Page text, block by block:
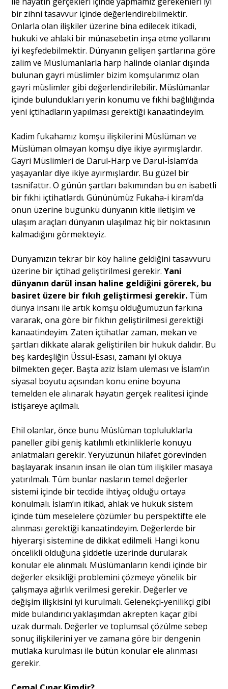
bir zihni tasavvur içinde değerlendirebilmektir.
Onlarla olan ilişkiler üzerine bina edilecek itikadi,
hukuki ve ahlaki bir münasebetin inşa etme yollarını
iyi keşfedebilmektir. Dünyanın gelişen şartlarına göre
zalim ve Müslümanlarla harp halinde olanlar dışında
bulunan gayri müslimler bizim komşularımız olan
gayri müslimler gibi değerlendirilebilir. Müslümanlar
içinde bulundukları yerin konumu ve fıkhi bağlılığında
yeni içtihadların yapılması gerektiği kanaatindeyim.
Kadim fukahamız komşu ilişkilerini Müslüman ve
Müslüman olmayan komşu diye ikiye ayırmışlardır.
Gayri Müslimleri de Darul-Harp ve Darul-İslam’da
yaşayanlar diye ikiye ayırmışlardır. Bu güzel bir
tasnifattır. O günün şartları bakımından bu en isabetli
bir fıkhi içtihatlardı. Gününümüz Fukaha-i kiram’da
onun üzerine bugünkü dünyanın kitle iletişim ve
ulaşım araçları dünyanın ulaşılmaz hiç bir noktasının
kalmadığını görmekteyiz.
Dünyamızın tekrar bir köy haline geldiğini tasavvuru
üzerine bir içtihad geliştirilmesi gerekir.Yani
dünyanın darül insan haline geldiğini görerek, bu
basiret üzere bir fıkıh geliştirmesi gerekir. Tüm
dünya insanı ile artık komşu olduğumuzun farkına
vararak, ona göre bir fıkhın geliştirilmesi gerektiği
kanaatindeyim. Zaten içtihatlar zaman, mekan ve
şartları dikkate alarak geliştirilen bir hukuk dalıdır. Bu
beş kardeşliğin Üssül-Esası, zamanı iyi okuya
bilmekten geçer. Başta aziz İslam uleması ve İslam’ın
siyasal boyutu açısından konu enine boyuna
temelden ele alınarak hayatın gerçek realitesi içinde
istişareye açılmalı.
Ehil olanlar, önce bunu Müslüman topluluklarla
paneller gibi geniş katılımlı etkinliklerle konuyu
anlatmaları gerekir. Yeryüzünün hilafet görevinden
başlayarak insanın insan ile olan tüm ilişkiler masaya
yatırılmalı. Tüm bunlar nasların temel değerler
sistemi içinde bir tecdide ihtiyaç olduğu ortaya
konulmalı. İslam’ın itikad, ahlak ve hukuk sistem
içinde tüm meselelere çözümler bu perspektifte ele
alınması gerektiği kanaatindeyim. Değerlerde bir
hiyerarşi sistemine de dikkat edilmeli. Hangi konu
öncelikli olduğuna şiddetle üzerinde durularak
konular ele alınmalı. Müslümanların kendi içinde bir
değerler eksikliği problemini çözmeye yönelik bir
çalışmaya ağırlık verilmesi gerekir. Değerler ve
değişim ilişkisini iyi kurulmalı. Gelenekçi-yenilikçi gibi
mide bulandırıcı yaklaşımdan akrepten kaçar gibi
uzak durmalı. Değerler ve toplumsal çözülme sebep
sonuç ilişkilerini yer ve zamana göre bir dengenin
mutlaka kurulması ile bütün konular ele alınması
gerekir.